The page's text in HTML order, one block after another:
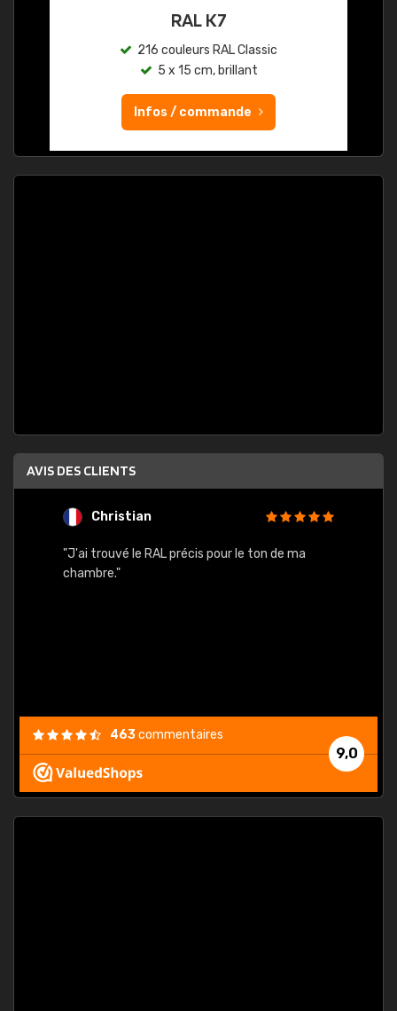
RAL K7
216 couleurs RAL Classic
5 x 15 cm, brillant
Infos / commande
AVIS DES CLIENTS
Christian
"J'ai trouvé le RAL précis pour le ton de ma
chambre."
9,0
463commentaires